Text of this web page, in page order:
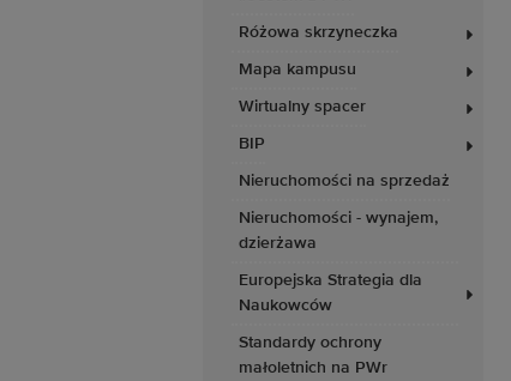
Różowa skrzyneczka
Mapa kampusu
Wirtualny spacer
BIP
Nieruchomości na sprzedaż
Nieruchomości - wynajem,
dzierżawa
Europejska Strategia dla
Naukowców
Standardy ochrony
małoletnich na PWr